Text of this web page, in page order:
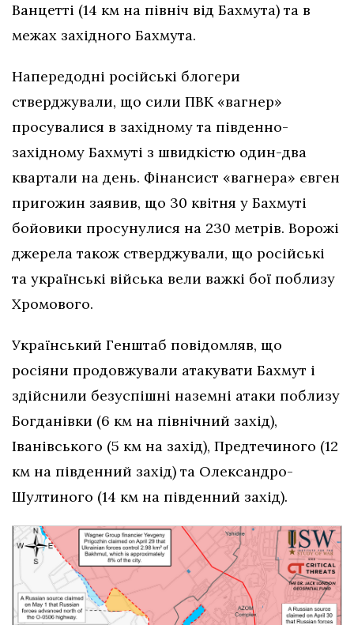
Ванцетті (14 км на північ від Бахмута) та в
межах західного Бахмута.
Напередодні російські блогери
стверджували, що сили ПВК «вагнер»
просувалися в західному та південно-
західному Бахмуті з швидкістю один-два
квартали на день. Фінансист «вагнера» євген
пригожин заявив, що 30 квітня у Бахмуті
бойовики просунулися на 230 метрів. Ворожі
джерела також стверджували, що російські
та українські війська вели важкі бої поблизу
Хромового.
Український Генштаб повідомляв, що
росіяни продовжували атакувати Бахмут і
здійснили безуспішні наземні атаки поблизу
Богданівки (6 км на північний захід),
Іванівського (5 км на захід), Предтечиного (12
км на південний захід) та Олександро-
Шултиного (14 км на південний захід).